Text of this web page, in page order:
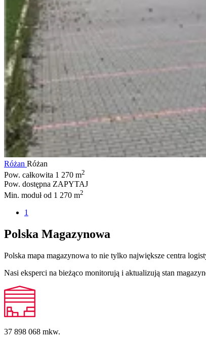
Różan Różan
Pow. całkowita 1 270 m2
Pow. dostępna ZAPYTAJ
Min. modułod 1 270 m2
1
Polska Magazynowa
Polska mapa magazynowa to nie tylko największe centra
Nasi eksperci na bieżąco monitorują i aktualizują stan
37 898 068 mkw.